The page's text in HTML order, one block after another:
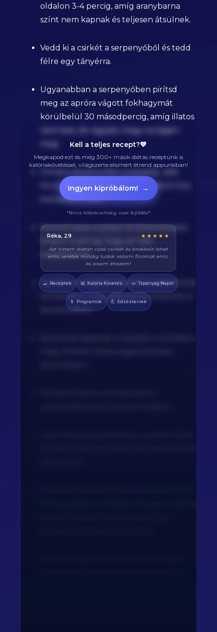
oldalon 3-4 percig, amíg aranybarna
színt nem kapnak és teljesen átsülnek.
Vedd ki a csirkét a serpenyőből és tedd
félre egy tányérra.
Ugyanabban a serpenyőben pirítsd
meg az apróra vágott fokhagymát
körülbelül 30 másodpercig, amíg illatos
nem lesz, de vigyázz, hogy ne égjen
Öntsd a serpenyőbe a passatát, add
hozzá az oregánót és a feldarabolt friss
bazsalikom felét.
Keverd össze a szószt és főzd közepes
lángon 5 percig, hogy az ízek
összeérjenek.
Szűrd le a megfőtt tésztát és add hozzá
közvetlenül a paradicsomos szószhoz a
serpenyőben.
Kell a teljes recept?💙
Megkapod ezt és még 300+ másik diétás receptünk is
kalóriakövetéssel, világszerte elismert étrend appunkban!
Ingyen kipróbálom! →
*Nincs kötelezettség, csak fejlődés*
Balázs, 38 ★★★★★
Végre tudom pontosan mennyi fehérjét eszem
naponta. A kaloriaszámláló sokat segít, előtte
össze-vissza zabáltam...
🍳 Receptek 📊 Kalória Követés 🥗 Tápanyag Napló
📱 Programok 💪 Edzéstervek